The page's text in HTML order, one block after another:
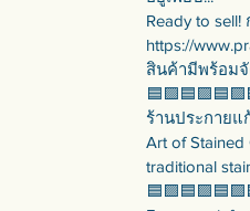
Ready to sell!
https://
สินค้ามีพร้อม
ร้านประกายแ
Art of Stained
traditional